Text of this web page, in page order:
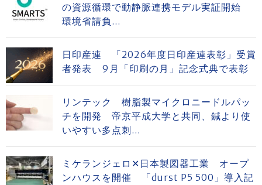
の資源循環で動静脈連携モデル実証開始
環境省請負...
日印産連 「2026年度日印産連表彰」受賞
者発表 9月「印刷の月」記念式典で表彰
リンテック 樹脂製マイクロニードルパッ
チを開発 帝京平成大学と共同、鍼より使
いやすい多点刺...
ミケランジェロ✕日本製図器工業 オープ
ンハウスを開催 「durst P5 500」導入記